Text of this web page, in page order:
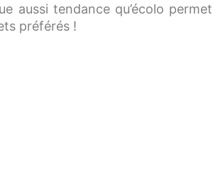
aussi tendance qu’écolo
préférés !